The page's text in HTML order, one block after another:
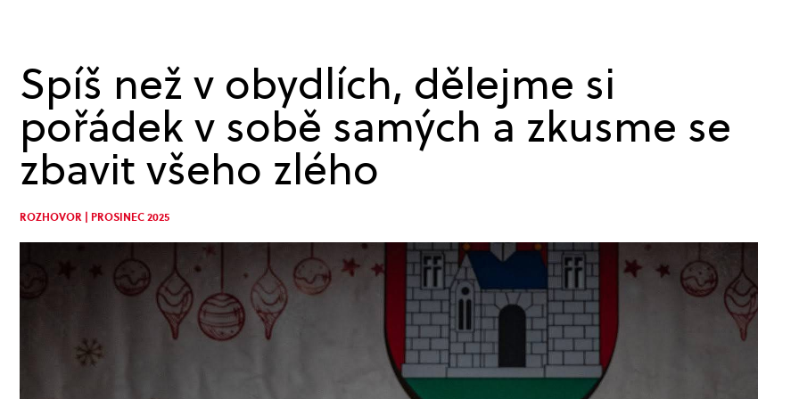
Spíš než v obydlích, dělejme si
pořádek v sobě samých a zkusme se
zbavit všeho zlého
ROZHOVOR | PROSINEC 2025